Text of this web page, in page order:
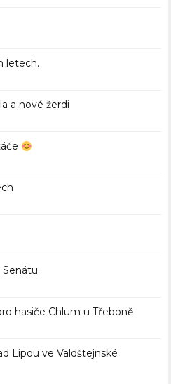
letech.
a nové žerdi
Senátu
hasiče Chlum u Třeboně
Lipou ve Valdštejnské